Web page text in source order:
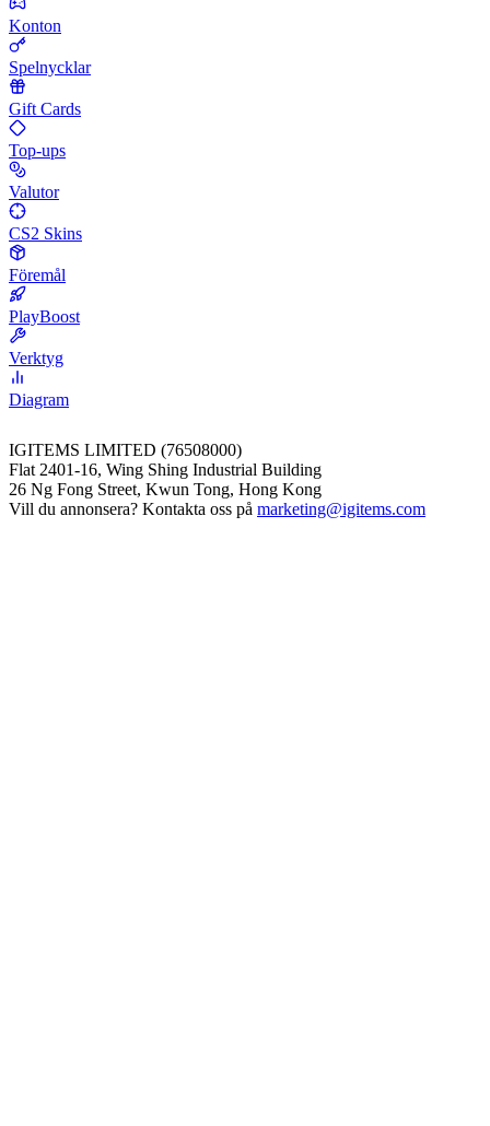
Konton
Spelnycklar
Gift Cards
Top-ups
Valutor
CS2 Skins
Föremål
PlayBoost
Verktyg
Diagram
IGITEMS LIMITED (76508000)
Flat 2401-16, Wing Shing Industrial Building
26 Ng Fong Street, Kwun Tong, Hong Kong
Vill du annonsera? Kontakta oss på marketing@igitems.com